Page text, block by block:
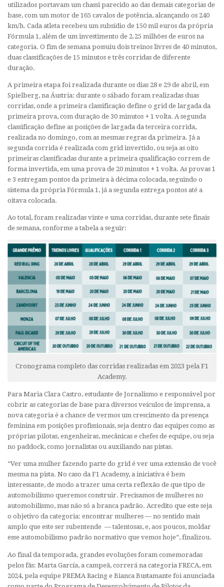
utilizados portavam um chassi parecido ao das demais categorias de
base, com um motor de 165 cavalos de potência, alcançando os 240
km/h. Cada atleta recebeu um subsídio de 150 mil euros da própria
Fórmula 1, além de um investimento de 2.25 milhões de euros na
categoria. O fim de semana possuiu dois treinos livres de 40 minutos,
duas classificações de 15 minutos e três corridas de diferente
duração.
A primeira etapa foi realizada durante os dias 28 e 29 de abril, em
Spielberg, na Áustria: durante o sábado foram realizadas duas
corridas, onde a primeira classificação define o grid de largada da
primeira prova, com duração de 30 minutos + 1 volta. A segunda
classificação define as posições de largada da terceira corrida,
realizada no domingo, com as mesmas regras da primeira. Já a
segunda corrida é realizada com grid invertido, ou seja as oito
primeiras classificadas durante a primeira qualificação correm de
forma invertida, em uma prova de 20 minutos + 1 volta. As provas 1
e 3 entregam pontos da primeira à décima colocada, seguindo o
sistema da própria Fórmula 1, já a segunda entrega pontos até a
oitava colocada.
Ao total, foram realizadas vinte e uma corridas, durante sete finais
de semana, conforme a tabela a seguir:
Cronograma completo das corridas realizadas em 2023 pela F1
Academy.
Para Maria Clara Castro, estudante de Jornalismo e responsável por
cobrir as categorias de base para diversos veículos de imprensa, a
nova categoria é a chance de vermos um crescimento da presença
feminina em posições profissionais, seja dentro das equipes como as
próprias pilotas, engenheiras, mecânicas e chefes de equipe, ou seja
no paddock, como jornalistas ou auxiliando nas pistas.
“Ver uma mulher fazendo parte do grid é ver uma extensão de você
mesma na pista. No caso da F1 Academy, a iniciativa é bem
interessante, de modo a trazer uma certa reflexão de que tipo de
automobilismo queremos construir. Precisamos de mulheres no
automobilismo, mas não só a branca padrão. Acredito que este seja
o objetivo da categoria: encontrar mulheres — no sentido mais
amplo que este ser subentende — talentosas, e, aos poucos, moldar
esse automobilismo padrão normativo que vemos hoje”, finalizou.
Ao final da temporada, grandes evoluções foram comemoradas
pelos fãs: Marta García, a campeã, correrá na categoria FRECA, em
2024, pela equipe PREMA Racing e Bianca Bustamante foi anunciada